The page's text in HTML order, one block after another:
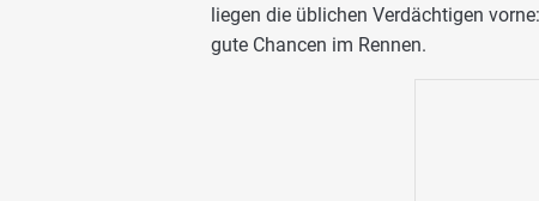
liegen die üblichen Verdächtigen
gute Chancen im Rennen.